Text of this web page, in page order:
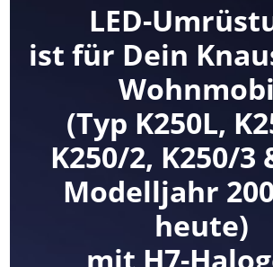
LED-
ist für Dein
(Typ K250L,
K250/2, K250/3
Modelljahr
heute)